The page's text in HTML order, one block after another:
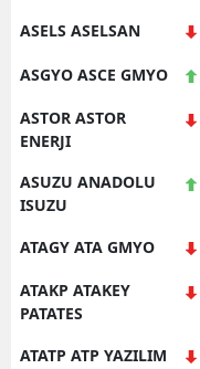
ASELS ASELSAN
ASGYO ASCE GMYO
ASTOR ASTOR
ENERJI
ASUZU ANADOLU
ISUZU
ATAGY ATA GMYO
ATAKP ATAKEY
PATATES
ATATP ATP YAZILIM